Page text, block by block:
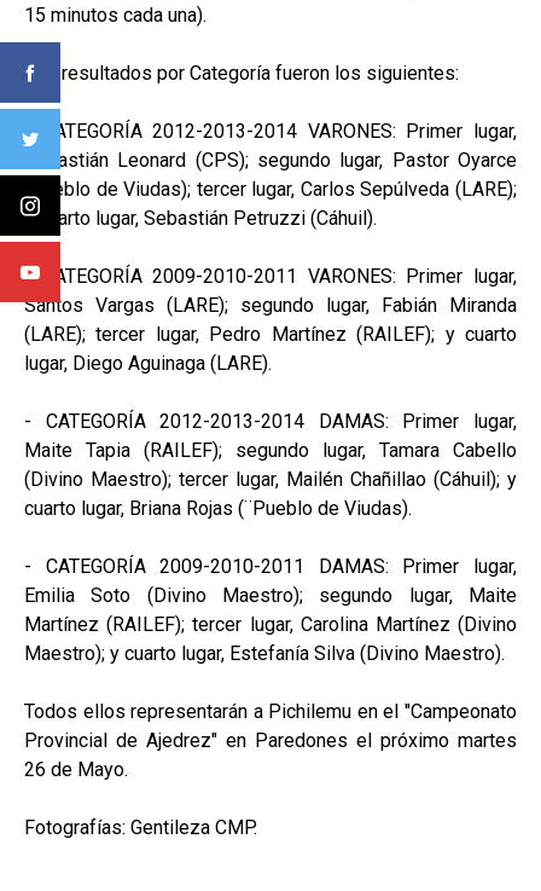
15 minutos cada una).
Los resultados por Categoría fueron los siguientes:
- CATEGORÍA 2012-2013-2014 VARONES: Primer lugar,
Sebastián Leonard (CPS); segundo lugar, Pastor Oyarce
(Pueblo de Viudas); tercer lugar, Carlos Sepúlveda (LARE);
y cuarto lugar, Sebastián Petruzzi (Cáhuil).
- CATEGORÍA 2009-2010-2011 VARONES: Primer lugar,
Santos Vargas (LARE); segundo lugar, Fabián Miranda
(LARE); tercer lugar, Pedro Martínez (RAILEF); y cuarto
lugar, Diego Aguinaga (LARE).
- CATEGORÍA 2012-2013-2014 DAMAS: Primer lugar,
Maite Tapia (RAILEF); segundo lugar, Tamara Cabello
(Divino Maestro); tercer lugar, Mailén Chañillao (Cáhuil); y
cuarto lugar, Briana Rojas (¨Pueblo de Viudas).
- CATEGORÍA 2009-2010-2011 DAMAS: Primer lugar,
Emilia Soto (Divino Maestro); segundo lugar, Maite
Martínez (RAILEF); tercer lugar, Carolina Martínez (Divino
Maestro); y cuarto lugar, Estefanía Silva (Divino Maestro).
Todos ellos representarán a Pichilemu en el "Campeonato
Provincial de Ajedrez" en Paredones el próximo martes
26 de Mayo.
Fotografías: Gentileza CMP.